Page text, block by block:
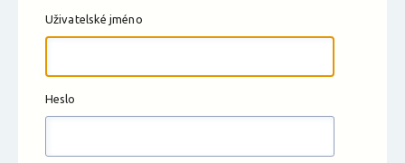
Uživatelské jméno
Heslo